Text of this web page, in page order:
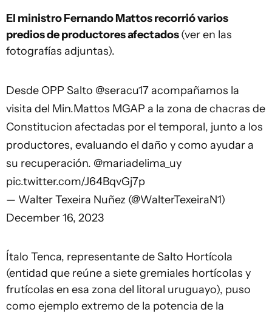
El ministro Fernando Mattos recorrió varios
predios de productores afectados(ver en las
fotografías adjuntas).
Desde OPP Salto @seracu17acompañamos la
visita del Min.Mattos MGAP a la zona de chacras de
Constitucion afectadas por el temporal, junto a los
productores, evaluando el daño y como ayudar a
su recuperación. @mariadelima_uy
pic.twitter.com/J64BqvGj7p
— Walter Texeira Nuñez (@WalterTexeiraN1)
December 16, 2023
Ítalo Tenca, representante de Salto Hortícola
(entidad que reúne a siete gremiales hortícolas y
frutícolas en esa zona del litoral uruguayo), puso
como ejemplo extremo de la potencia de la